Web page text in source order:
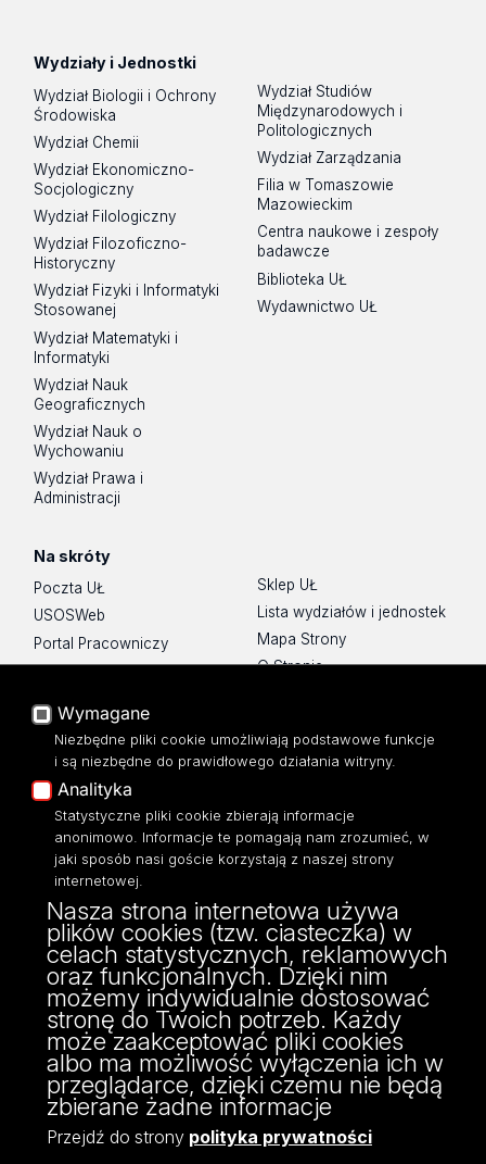
Wydziały i Jednostki
Wydział Biologii i Ochrony
Środowiska
Wydział Chemii
Wydział Ekonomiczno-
Socjologiczny
Wydział Filologiczny
Wydział Filozoficzno-
Historyczny
Wydział Fizyki i Informatyki
Stosowanej
Wydział Matematyki i
Informatyki
Wydział Nauk
Geograficznych
Wydział Nauk o
Wychowaniu
Wydział Prawa i
Administracji
Wydział Studiów
Międzynarodowych i
Politologicznych
Wydział Zarządzania
Filia w Tomaszowie
Mazowieckim
Centra naukowe i zespoły
badawcze
Biblioteka UŁ
Wydawnictwo UŁ
Na skróty
Poczta UŁ
USOSWeb
Portal Pracowniczy
Baza Aktów Własnych
Moodle
Eksperci UŁ
Polityka Prywatności
Dostępność
Sklep UŁ
Lista wydziałów i jednostek
Mapa Strony
O Stronie
ul. Narutowicza 68, 90-136 Łódź
NIP: 724 000 32 43
Adres do doręczeń elektronicznych (ADE):
AE:PL-74796-17640-IHHIV-17
KONTAKT
Wymagane
Niezbędne pliki cookie umożliwiają podstawowe funkcje
i są niezbędne do prawidłowego działania witryny.
Analityka
Statystyczne pliki cookie zbierają informacje
anonimowo. Informacje te pomagają nam zrozumieć, w
jaki sposób nasi goście korzystają z naszej strony
internetowej.
Nasza strona internetowa używa
plików cookies (tzw. ciasteczka) w
celach statystycznych, reklamowych
oraz funkcjonalnych. Dzięki nim
możemy indywidualnie dostosować
stronę do Twoich potrzeb. Każdy
może zaakceptować pliki cookies
albo ma możliwość wyłączenia ich w
przeglądarce, dzięki czemu nie będą
zbierane żadne informacje
Przejdź do strony polityka prywatności